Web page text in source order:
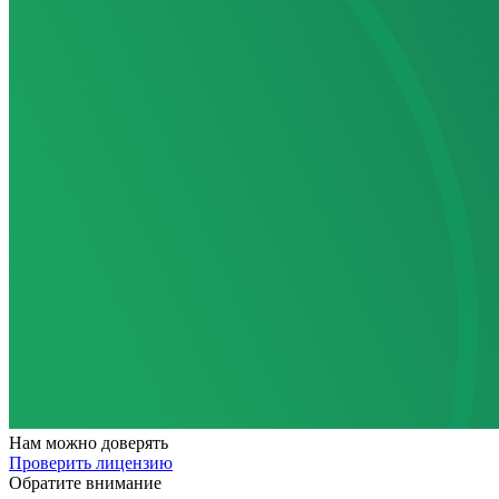
Нам можно доверять
Проверить лицензию
Обратите внимание